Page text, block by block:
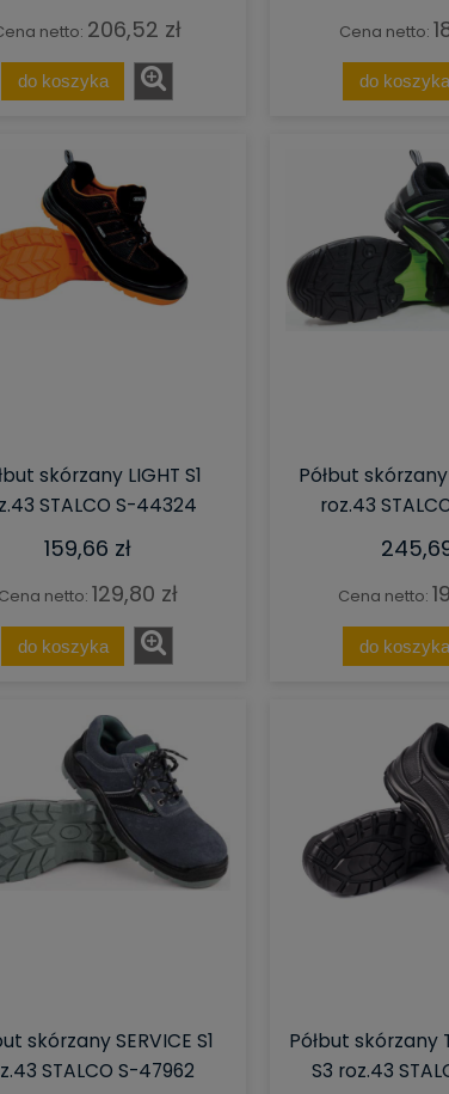
netto: 206,52 zł
do koszyka
Cena netto:
do koszyka
skórzany LIGHT S1
STALCO S-44324
159,66 zł
netto: 129,80 zł
do koszyka
Półbut skórzany
roz.43
Cena netto:
do koszyka
skórzany SERVICE S1
STALCO S-47962
Półbut skórzany
S3 roz.43